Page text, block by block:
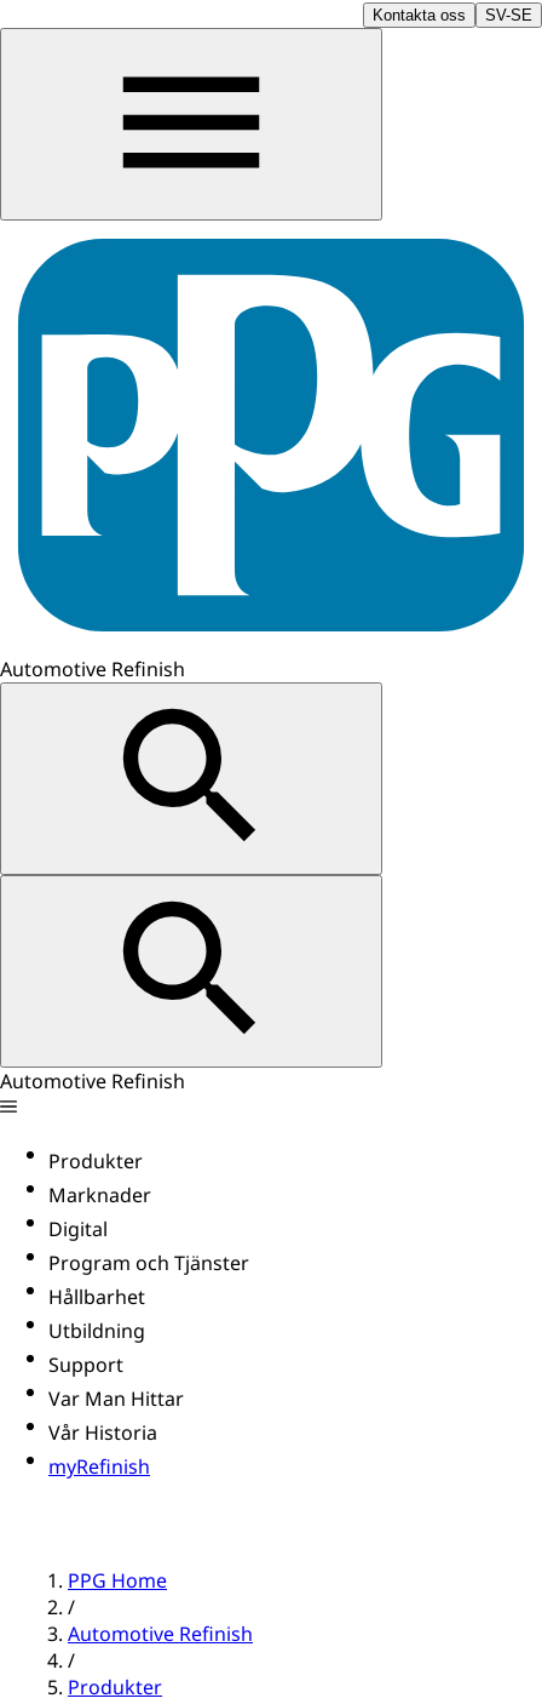
Kontakta oss SV-SE
Automotive Refinish
Automotive Refinish
Produkter
Marknader
Digital
Program och Tjänster
Hållbarhet
Utbildning
Support
Var Man Hittar
Vår Historia
myRefinish
PPG Home
/
Automotive Refinish
/
Produkter